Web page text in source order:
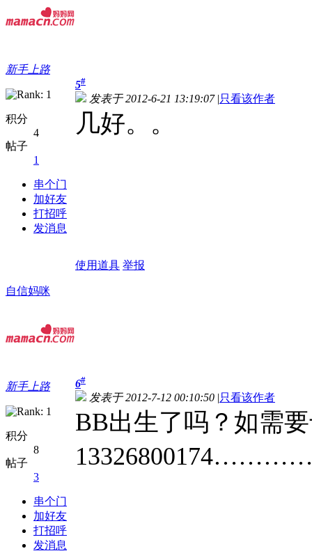
新手上路
积分
4
帖子
1
串个门
加好友
打招呼
发消息
5#
发表于 2012-6-21 13:19:07 |只看该作者
几好。。
使用道具 举报
自信妈咪
新手上路
积分
8
帖子
3
串个门
加好友
打招呼
发消息
6#
发表于 2012-7-12 00:10:50 |只看该作者
BB出生了吗？如需
13326800174…………